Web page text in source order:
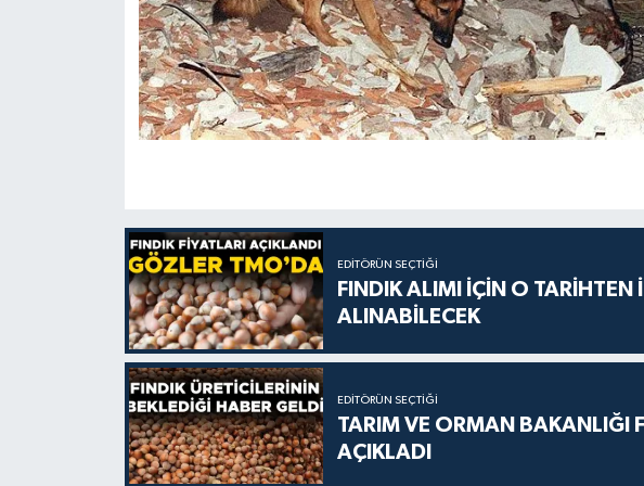
EDITÖRÜN SEÇTIĞI
FINDIK ALIMI İÇİN O TARİHTEN
ALINABİLECEK
EDITÖRÜN SEÇTIĞI
TARIM VE ORMAN BAKANLIĞI
AÇIKLADI